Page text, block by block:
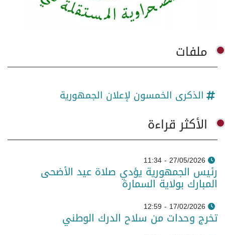
ملفات
الذكرى الخمسون لإعلان الجمهورية
الأكثر قراءة
27/05/2026 - 11:34
رئيس الجمهورية يؤدي صلاة عيد الأضحى
المبارك بولاية السمارة
17/02/2026 - 12:59
تخرج وحدات من سلاح الدرك الوطني